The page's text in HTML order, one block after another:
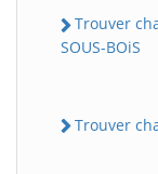
Trouver
SOUS-BOiS
Trouver